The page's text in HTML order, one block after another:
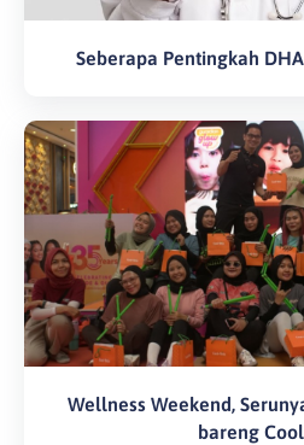
Seberapa Pentingkah
Wellness Weekend,
bareng